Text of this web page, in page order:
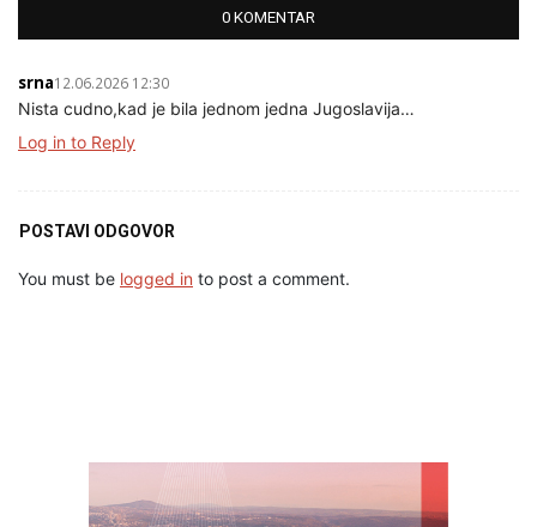
0 KOMENTAR
srna12.06.2026 12:30
Nista cudno,kad je bila jednom jedna Jugoslavija…
Log in to Reply
POSTAVI ODGOVOR
You must be logged in to post a comment.